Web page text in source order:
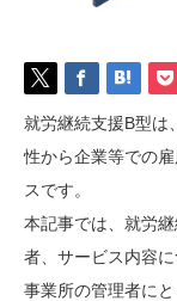
就労継続支援B型は
性から企業等での
スです。
本記事では、就労
者、サービス内容に
事業所の管理者に